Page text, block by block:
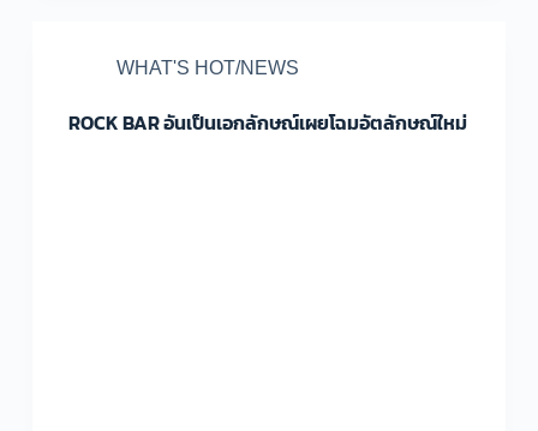
WHAT'S HOT/NEWS
ROCK BAR อันเป็นเอกลักษณ์เผยโฉมอัตลักษณ์ใหม่